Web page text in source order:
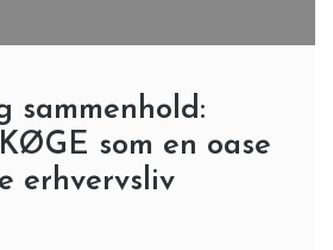
sammenhold:
som en oase
erhvervsliv